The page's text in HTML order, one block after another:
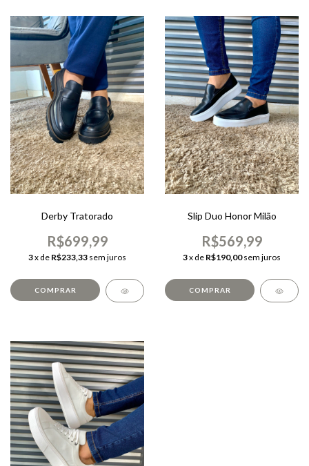
Derby Tratorado
R$699,99
3x de R$233,33 sem juros
COMPRAR
Slip Duo Honor Milão
R$569,99
3x de R$190,00 sem juros
COMPRAR